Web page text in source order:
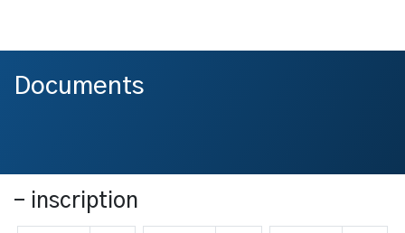
Documents
- inscription